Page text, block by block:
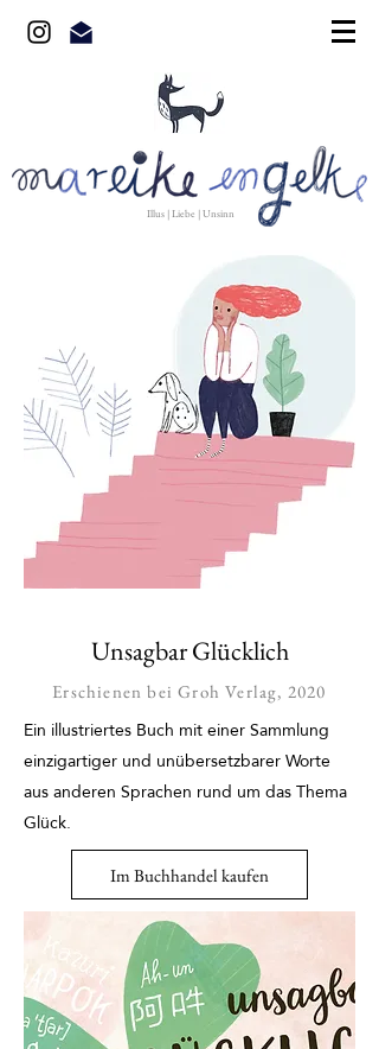
Illus | Liebe | Unsinn
Unsagbar Glücklich
Erschienen bei Groh Verlag, 2020
Ein illustriertes Buch mit einer Sammlung
einzigartiger und unübersetzbarer Worte
aus anderen Sprachen rund um das Thema
Glück.
Im Buchhandel kaufen